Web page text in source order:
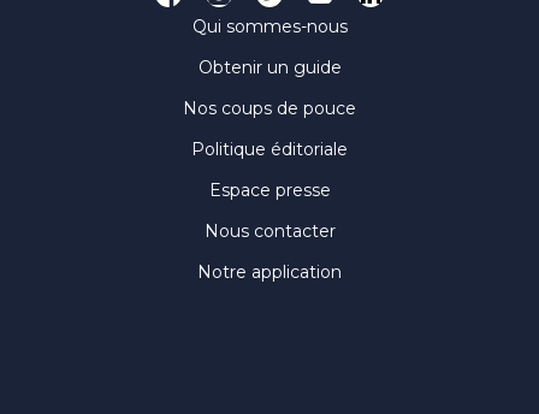
Qui sommes-nous
Obtenir un guide
Nos coups de pouce
Politique éditoriale
Espace presse
Nous contacter
Notre application